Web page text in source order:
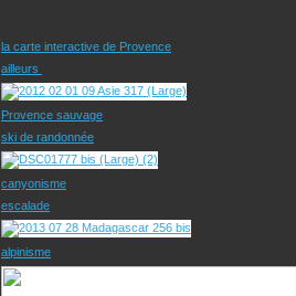
la carte interactive de Provence
ailleurs
Provence sauvage
ski de randonnée
canyonisme
escalade
alpinisme